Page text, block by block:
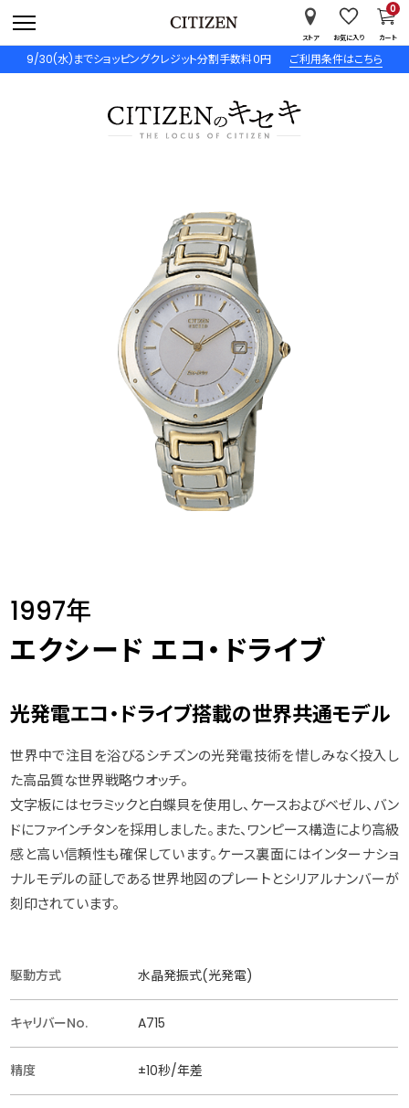
9/30(水)までショッピングクレジット分割手数料０円 ご利用条件はこちら
ストア お気に入り カート
0
1997年
エクシード エコ・ドライブ
光発電エコ・ドライブ搭載の世界共通モデル
世界中で注目を浴びるシチズンの光発電技術を惜しみなく投入し
た高品質な世界戦略ウオッチ。
文字板にはセラミックと白蝶貝を使用し、ケースおよびベゼル、バン
ドにファインチタンを採用しました。また、ワンピース構造により高級
感と高い信頼性も確保しています。ケース裏面にはインターナショ
ナルモデルの証しである世界地図のプレートとシリアルナンバーが
刻印されています。
駆動方式 水晶発振式(光発電)
キャリバーNo. A715
精度 ±10秒/年差